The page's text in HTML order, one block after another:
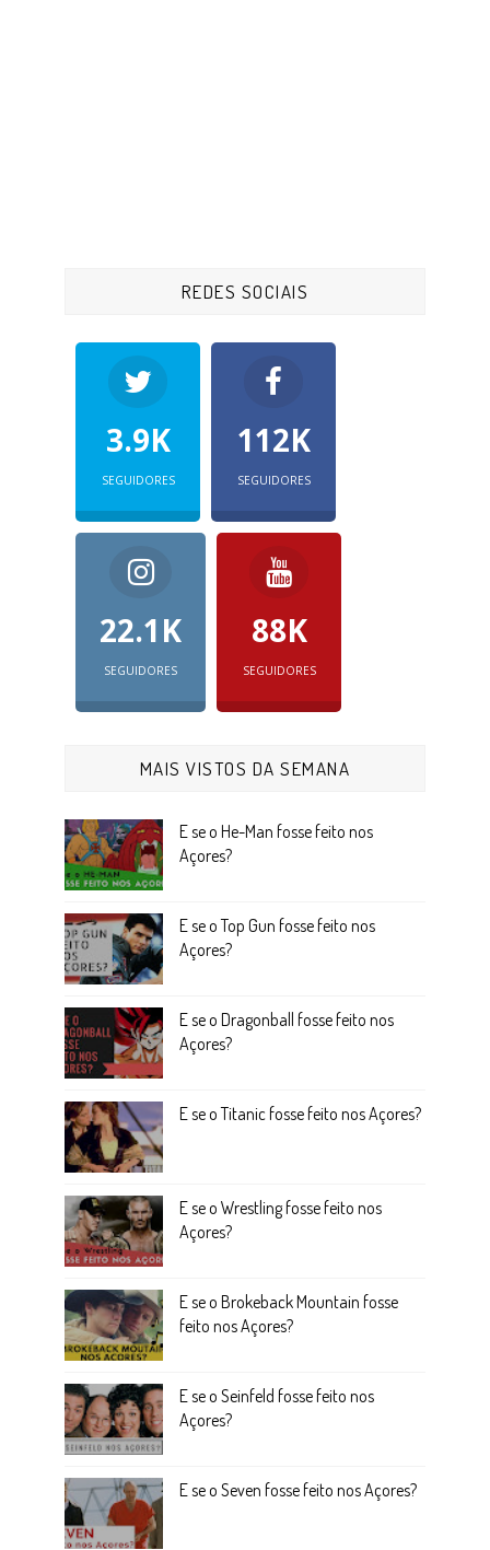
REDES SOCIAIS
3.9K
SEGUIDORES
112K
SEGUIDORES
22.1K
SEGUIDORES
88K
SEGUIDORES
MAIS VISTOS DA SEMANA
E se o He-Man fosse feito nos
Açores?
E se o Top Gun fosse feito nos
Açores?
E se o Dragonball fosse feito nos
Açores?
E se o Titanic fosse feito nos Açores?
E se o Wrestling fosse feito nos
Açores?
E se o Brokeback Mountain fosse
feito nos Açores?
E se o Seinfeld fosse feito nos
Açores?
E se o Seven fosse feito nos Açores?